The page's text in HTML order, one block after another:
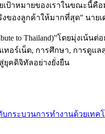
ป้าหมายของเราในขณะนี้คื
องลูกค้าให้มากที่สุด” นายเ
to Thailand)”โดยมุ่งเน้
ทอร์เน็ต, การศึกษา, การดูแ
ยุคดิจิทัลอย่างยั่งยืน
กระบวนการทำงานด้วยเทค